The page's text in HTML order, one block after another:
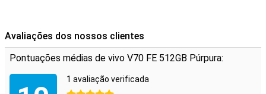
Avaliações dos nossos clientes
Pontuações médias de vivo V70 FE 512GB Púrpura:
1 avaliação verificada